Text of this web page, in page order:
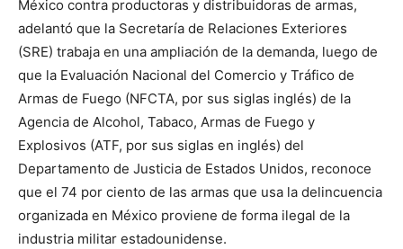
México contra productoras y distribuidoras de armas,
adelantó que la Secretaría de Relaciones Exteriores
(SRE) trabaja en una ampliación de la demanda, luego de
que la Evaluación Nacional del Comercio y Tráfico de
Armas de Fuego (NFCTA, por sus siglas inglés) de la
Agencia de Alcohol, Tabaco, Armas de Fuego y
Explosivos (ATF, por sus siglas en inglés) del
Departamento de Justicia de Estados Unidos, reconoce
que el 74 por ciento de las armas que usa la delincuencia
organizada en México proviene de forma ilegal de la
industria militar estadounidense.